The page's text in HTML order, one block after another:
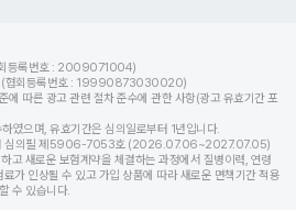
회등록번호 : 2009071004)
(협회등록번호 : 19990873030020)
에 따른 광고 관련 절차 준수에 관한 사항(광고 유효기간 포
였으며, 유효기간은 심의일로부터 1년입니다.
심의필 제5906-7053호 (2026.07.06~2027.07.05)
고 새로운 보험계약을 체결하는 과정에서 질병이력, 연령
가 인상될 수 있고 가입 상품에 따라 새로운 면책기간 적용
수 있습니다.